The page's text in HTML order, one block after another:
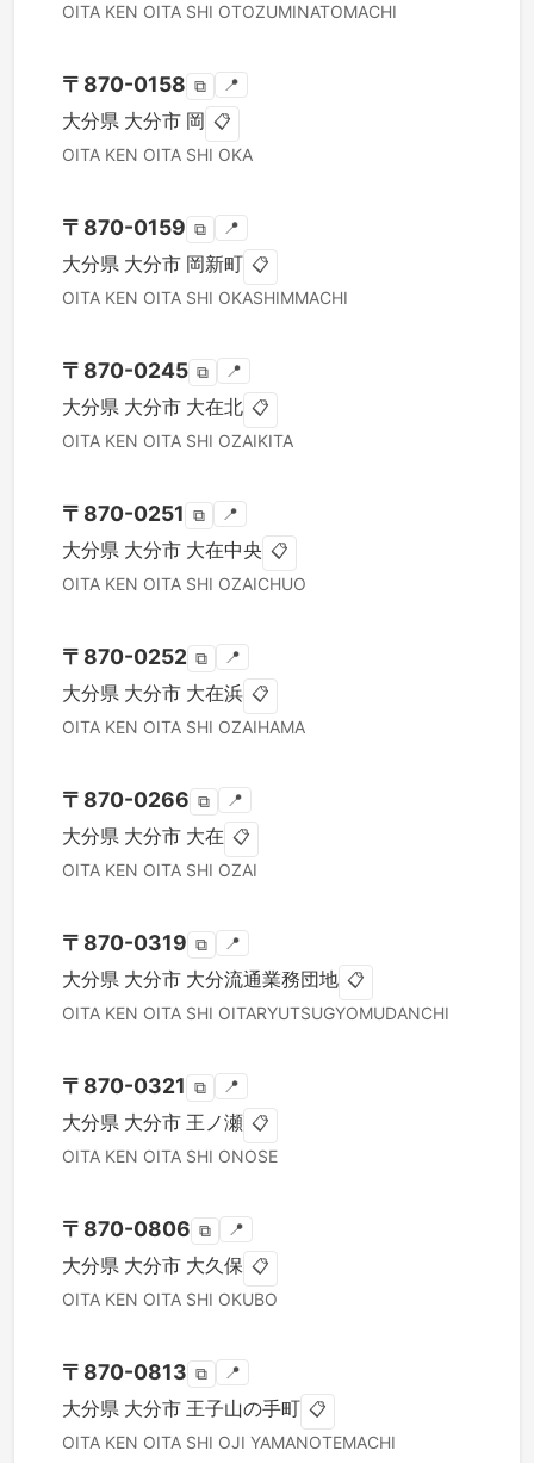
OITA KEN OITA SHI OTOZUMINATOMACHI
〒 870-0158 ⧉ 📍
大分県 大分市 岡 📋
OITA KEN OITA SHI OKA
〒 870-0159 ⧉ 📍
大分県 大分市 岡新町 📋
OITA KEN OITA SHI OKASHIMMACHI
〒 870-0245 ⧉ 📍
大分県 大分市 大在北 📋
OITA KEN OITA SHI OZAIKITA
〒 870-0251 ⧉ 📍
大分県 大分市 大在中央 📋
OITA KEN OITA SHI OZAICHUO
〒 870-0252 ⧉ 📍
大分県 大分市 大在浜 📋
OITA KEN OITA SHI OZAIHAMA
〒 870-0266 ⧉ 📍
大分県 大分市 大在 📋
OITA KEN OITA SHI OZAI
〒 870-0319 ⧉ 📍
大分県 大分市 大分流通業務団地 📋
OITA KEN OITA SHI OITARYUTSUGYOMUDANCHI
〒 870-0321 ⧉ 📍
大分県 大分市 王ノ瀬 📋
OITA KEN OITA SHI ONOSE
〒 870-0806 ⧉ 📍
大分県 大分市 大久保 📋
OITA KEN OITA SHI OKUBO
〒 870-0813 ⧉ 📍
大分県 大分市 王子山の手町 📋
OITA KEN OITA SHI OJI YAMANOTEMACHI